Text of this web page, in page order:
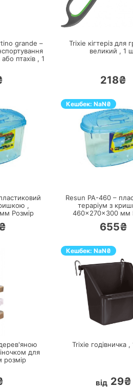
grande –
птахів , 1
Trixie кігтеріз для
великий , 1
218₴
,
Розмір
Кешбек: NaN₴
Resun PA-460 –
тераріум з
460×270×300 мм
655₴
для
розмір
Кешбек: NaN₴
Trixie годівничка ,
від 29₴